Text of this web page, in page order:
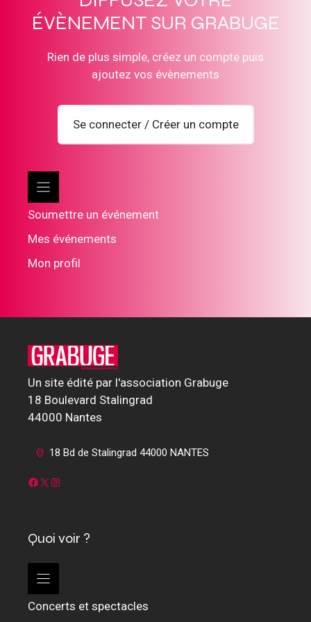
ÉVÈNEMENT SUR GRABUGE
Rien de plus simple, créez un compte puis
ajoutez vos évènements
Se connecter / Créer un compte
Soumettre un événement
Mes événements
Mon profil
Un site édité par l'association Grabuge
18 Boulevard Stalingrad
44000 Nantes
18 Bd de Stalingrad 44000 NANTES
Facebook
X Instagram
Quoi voir ?
Concerts et spectacles